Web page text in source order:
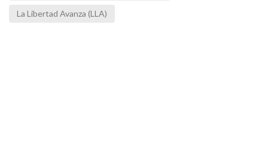
La Libertad Avanza (LLA)